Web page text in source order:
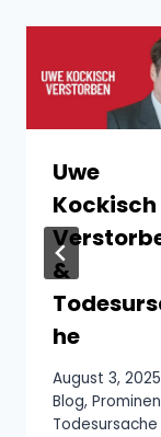
Uwe
Kockisch
&
he
August 3, 2025
Blog,
Todesursache